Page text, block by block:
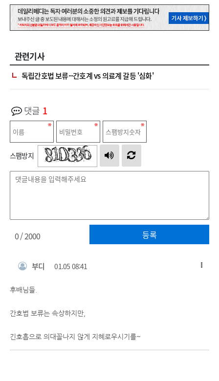
관련기사
독립간호법 보류···간호계 vs 의료계 갈등 '심화'
댓글 1
스팸방지
등록
0/ 2000
부디 01.05 08:41
후배님들.
간호법 보류는 속상하지만,
긴호흡으로 의대꼴나지 않게 지혜로우시기를~